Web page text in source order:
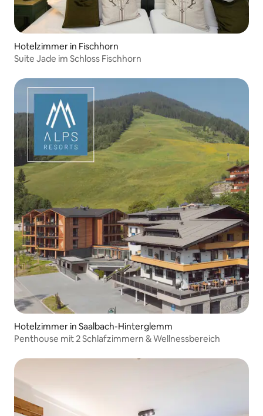
Hotelzimmer in Fischhorn
Suite Jade im Schloss Fischhorn
Hotelzimmer in Saalbach-Hinterglemm
Penthouse mit 2 Schlafzimmern & Wellnessbereich